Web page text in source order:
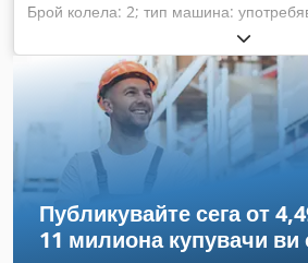
Брой колела: 2; тип машина:
прикачен; оборудване за торене /
Ncfqspfx Ab Terf
Публикувайте сега от
11 милиона купувачи ви